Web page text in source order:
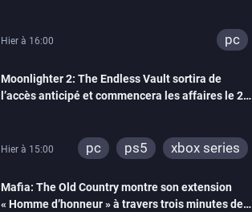
Hier à 16:00 pc
Moonlighter 2: The Endless Vault sortira de
l’accès anticipé et commencera les affaires le 2
Hier à 15:00 pc ps5 xbox series
Mafia: The Old Country montre son extension
« Homme d’honneur » à travers trois minutes de